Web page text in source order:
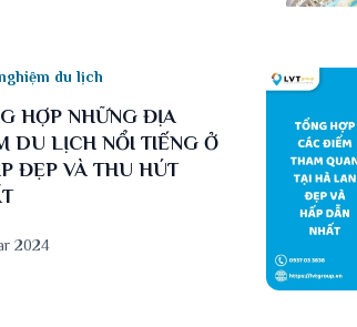
du lịch
HỢP NHỮNG ĐỊA
DU LỊCH NỔI TIẾNG Ở
ĐẸP VÀ THU HÚT
2024